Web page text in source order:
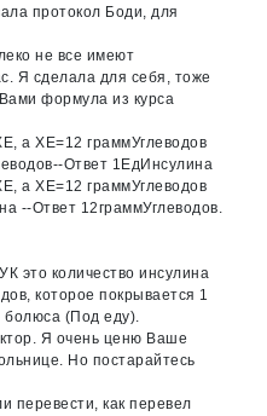
протокол Боди, для
не все имеют
Я сделала для себя, тоже
формула из курса
а ХЕ=12 граммУглеводов
Ответ 1ЕдИнсулина
а ХЕ=12 граммУглеводов
--Ответ 12граммУглеводов.
это количество инсулина
которое покрывается 1
болюса (Под еду).
Я очень ценю Ваше
Но постарайтесь
перевести, как перевел